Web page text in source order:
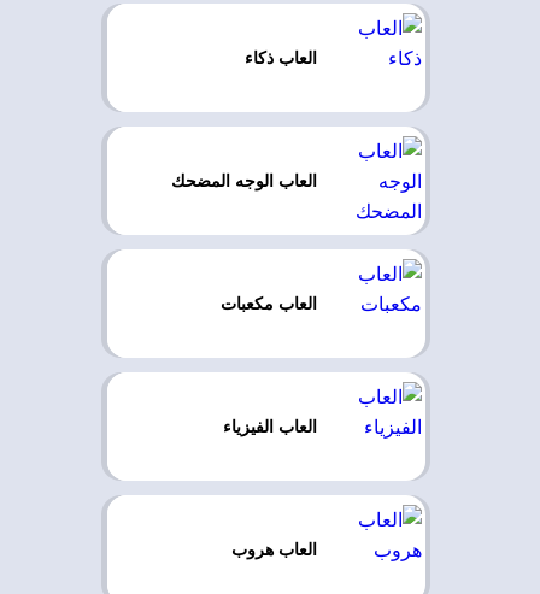
العاب ذكاء
العاب الوجه المضحك
العاب مكعبات
العاب الفيزياء
العاب هروب